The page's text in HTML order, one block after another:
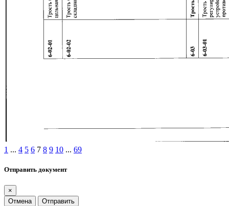
1 ... 4 5 6 7 8 9 10 ... 69
Отправить документ
×
Отмена
Отправить